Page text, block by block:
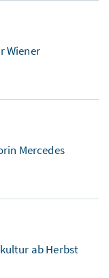
Wiener
Mercedes
ab Herbst